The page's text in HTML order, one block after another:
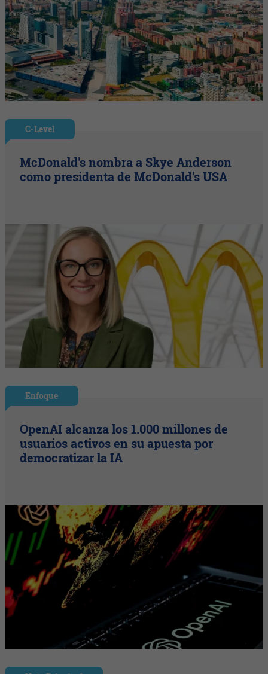
C-Level
McDonald's nombra a Skye Anderson
como presidenta de McDonald's USA
Enfoque
OpenAI alcanza los 1.000 millones de
usuarios activos en su apuesta por
democratizar la IA